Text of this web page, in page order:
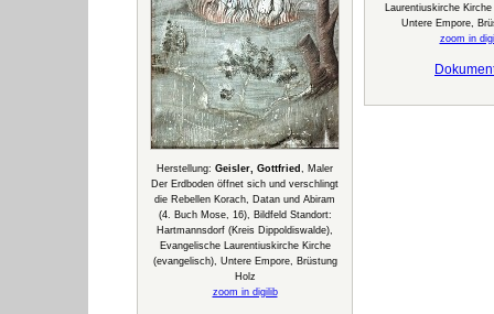
Herstellung: Geisler, Gottfried , Maler
Der Erdboden öffnet sich und verschlingt
die Rebellen Korach, Datan und Abiram
(4. Buch Mose, 16), Bildfeld Standort:
Hartmannsdorf (Kreis Dippoldiswalde),
Evangelische Laurentiuskirche Kirche
(evangelisch), Untere Empore, Brüstung
Holz
zoom in digilib
Laurentiuskirche
Untere Empore,
zoom in